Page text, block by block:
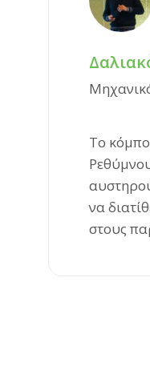
Το
να
στους